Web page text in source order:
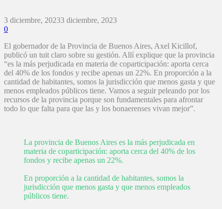
3 diciembre, 20233 diciembre, 2023
0
El gobernador de la Provincia de Buenos Aires, Axel Kicillof,
publicó un tuit claro sobre su gestión. Allí explique que la provincia
“es la más perjudicada en materia de coparticipación: aporta cerca
del 40% de los fondos y recibe apenas un 22%. En proporción a la
cantidad de habitantes, somos la jurisdicción que menos gasta y que
menos empleados públicos tiene. Vamos a seguir peleando por los
recursos de la provincia porque son fundamentales para afrontar
todo lo que falta para que las y los bonaerenses vivan mejor”.
La provincia de Buenos Aires es la más perjudicada en
materia de coparticipación: aporta cerca del 40% de los
fondos y recibe apenas un 22%.
En proporción a la cantidad de habitantes, somos la
jurisdicción que menos gasta y que menos empleados
públicos tiene.